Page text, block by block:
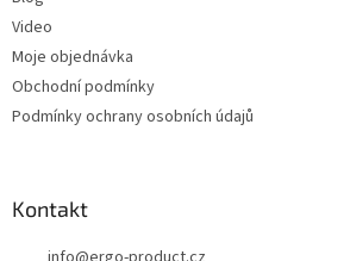
Video
Moje objednávka
Obchodní podmínky
Podmínky ochrany osobních údajů
Kontakt